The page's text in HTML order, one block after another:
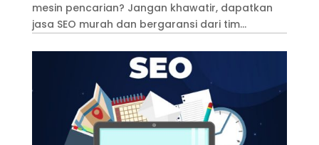
mesin pencarian? Jangan khawatir, dapatkan
jasa SEO murah dan bergaransi dari tim...